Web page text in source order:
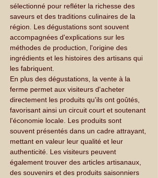
sélectionné pour refléter la richesse des
saveurs et des traditions culinaires de la
région. Les dégustations sont souvent
accompagnées d'explications sur les
méthodes de production, l'origine des
ingrédients et les histoires des artisans qui
les fabriquent.
En plus des dégustations, la vente à la
ferme permet aux visiteurs d'acheter
directement les produits qu'ils ont goûtés,
favorisant ainsi un circuit court et soutenant
l'économie locale. Les produits sont
souvent présentés dans un cadre attrayant,
mettant en valeur leur qualité et leur
authenticité. Les visiteurs peuvent
également trouver des articles artisanaux,
des souvenirs et des produits saisonniers